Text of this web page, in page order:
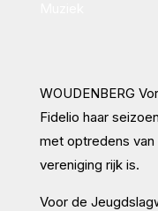
WOUDENBERG
Fidelio haar
met optredens
vereniging rijk is.
Voor de